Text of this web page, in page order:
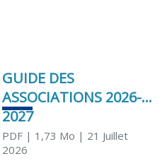
GUIDE DES
ASSOCIATIONS 2026-
2027
PDF| 1,73 Mo | 21 Juillet
2026